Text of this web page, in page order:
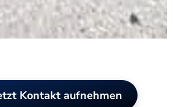
Kontakt aufnehmen